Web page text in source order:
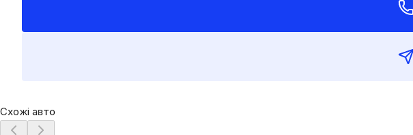
Схожі авто